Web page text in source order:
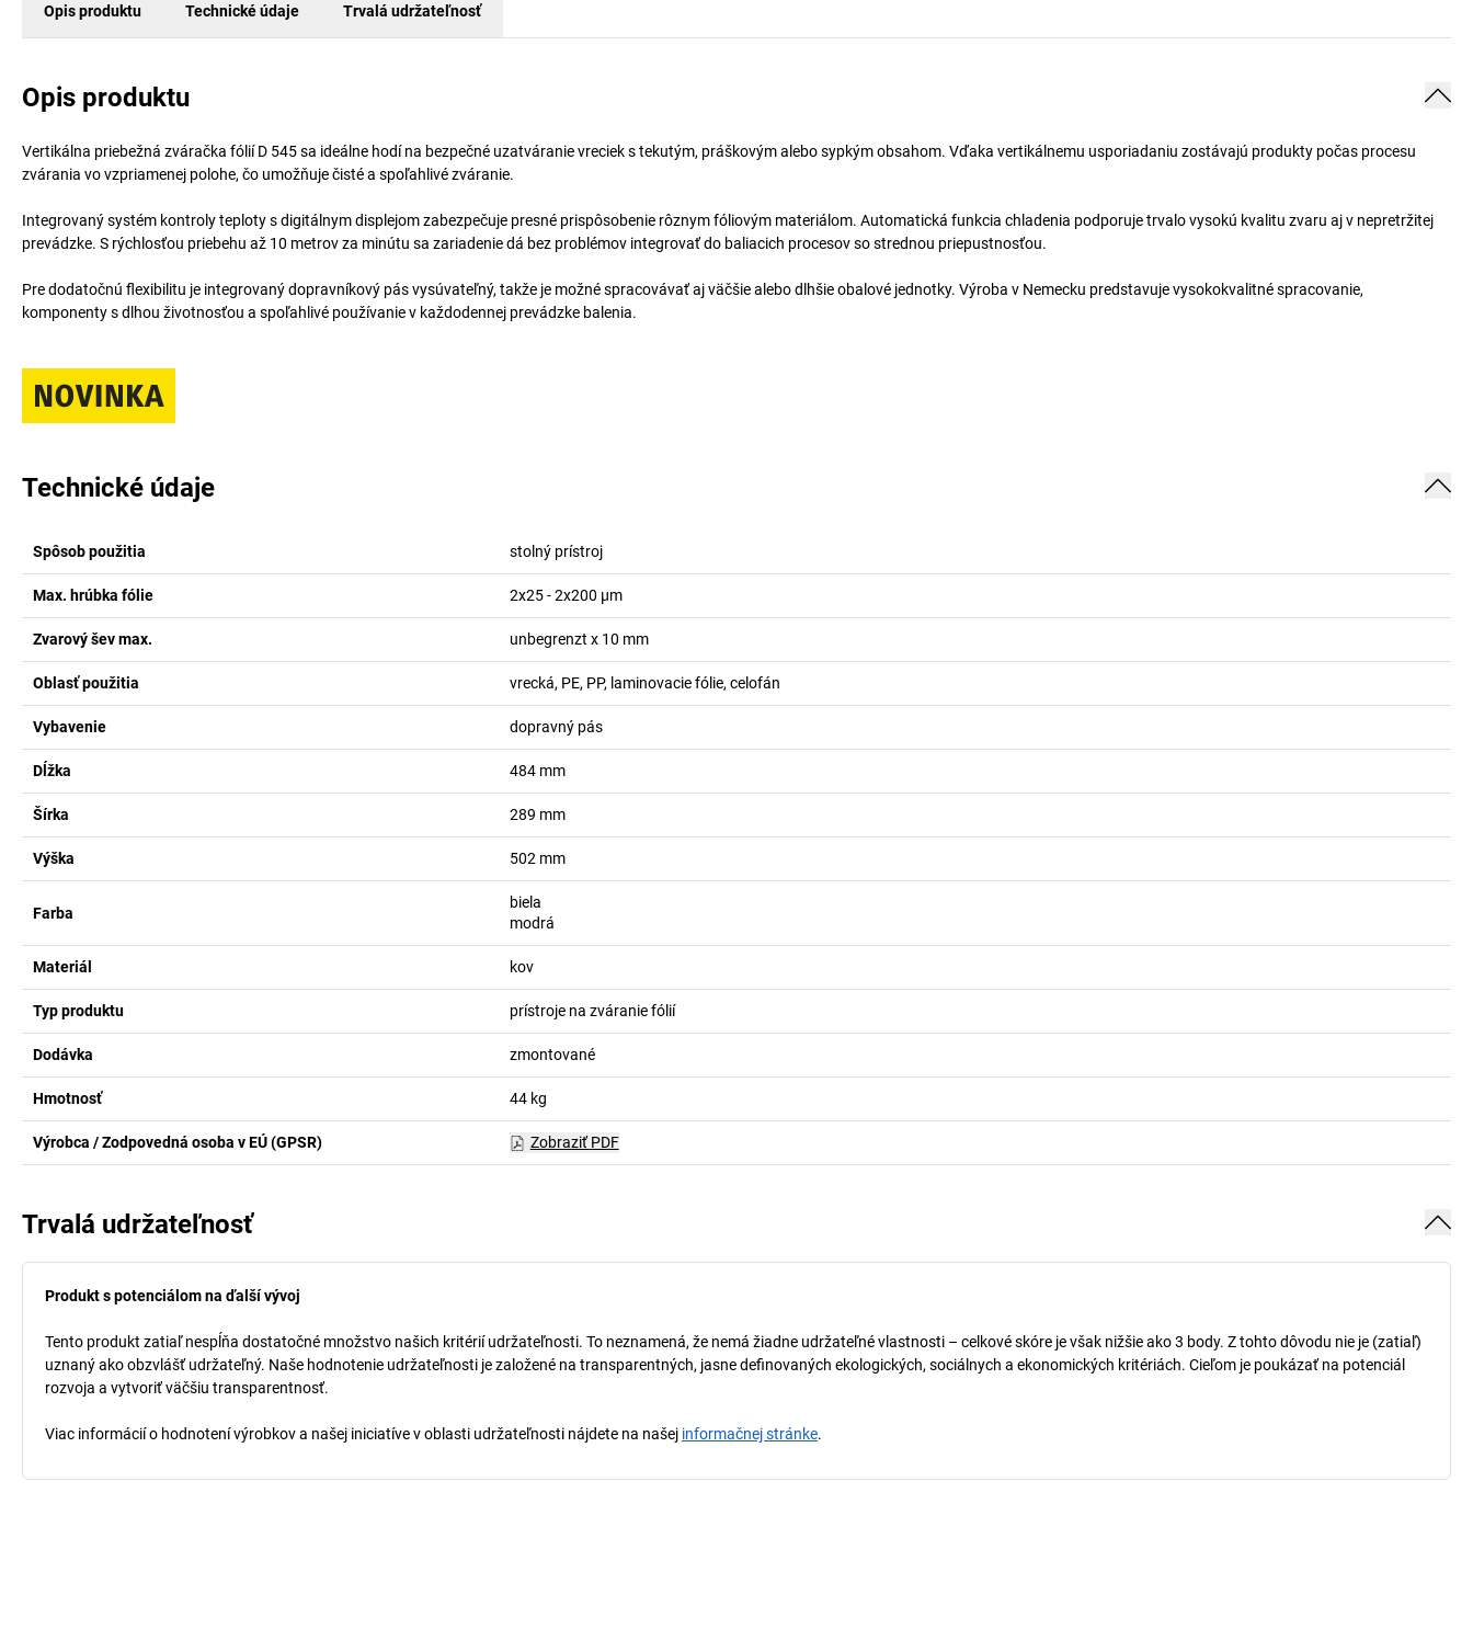
Opis produktu Technické údaje Trvalá udržateľnosť
Opis produktu
Vertikálna priebežná zváračka fólií D 545 sa ideálne hodí na bezpečné uzatváranie vreciek s tekutým, práškovým alebo sypkým obsahom. Vďaka vertikálnemu usporiadaniu zostávajú produkty počas procesu
zvárania vo vzpriamenej polohe, čo umožňuje čisté a spoľahlivé zváranie.
Integrovaný systém kontroly teploty s digitálnym displejom zabezpečuje presné prispôsobenie rôznym fóliovým materiálom. Automatická funkcia chladenia podporuje trvalo vysokú kvalitu zvaru aj v nepretržitej
prevádzke. S rýchlosťou priebehu až 10 metrov za minútu sa zariadenie dá bez problémov integrovať do baliacich procesov so strednou priepustnosťou.
Pre dodatočnú flexibilitu je integrovaný dopravníkový pás vysúvateľný, takže je možné spracovávať aj väčšie alebo dlhšie obalové jednotky. Výroba v Nemecku predstavuje vysokokvalitné spracovanie,
komponenty s dlhou životnosťou a spoľahlivé používanie v každodennej prevádzke balenia.
Technické údaje
Spôsob použitia stolný prístroj
Max. hrúbka fólie 2x25 - 2x200 µm
Zvarový šev max. unbegrenzt x 10 mm
Oblasť použitia vrecká, PE, PP, laminovacie fólie, celofán
Vybavenie dopravný pás
Dĺžka 484 mm
Šírka 289 mm
Výška 502 mm
Farba
biela
modrá
Materiál kov
Typ produktu prístroje na zváranie fólií
Dodávka zmontované
Hmotnosť 44 kg
Výrobca / Zodpovedná osoba v EÚ (GPSR) Zobraziť PDF
Trvalá udržateľnosť
Produkt s potenciálom na ďalší vývoj
Tento produkt zatiaľ nespĺňa dostatočné množstvo našich kritérií udržateľnosti. To neznamená, že nemá žiadne udržateľné vlastnosti – celkové skóre je však nižšie ako 3 body. Z tohto dôvodu nie je (zatiaľ)
uznaný ako obzvlášť udržateľný. Naše hodnotenie udržateľnosti je založené na transparentných, jasne definovaných ekologických, sociálnych a ekonomických kritériách. Cieľom je poukázať na potenciál
rozvoja a vytvoriť väčšiu transparentnosť.
Viac informácií o hodnotení výrobkov a našej iniciatíve v oblasti udržateľnosti nájdete na našej informačnej stránke.